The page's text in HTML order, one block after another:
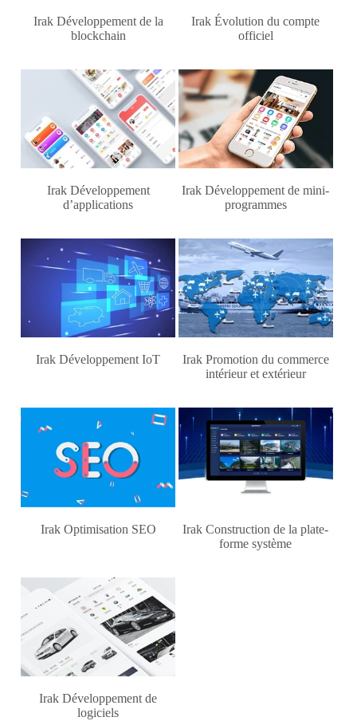
Irak Développement de la
blockchain
Irak Évolution du compte
officiel
Irak Développement
d’applications
Irak Développement de mini-
programmes
Irak Développement IoT
Irak Promotion du commerce
intérieur et extérieur
Irak Optimisation SEO
Irak Construction de la plate-
forme système
Irak Développement de
logiciels